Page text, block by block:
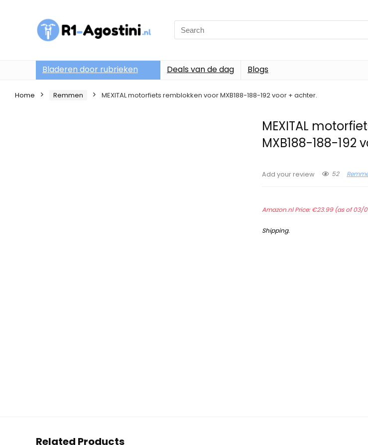
Search
for:
Bladeren door rubrieken Deals van de dag Blogs
Home Remmen MEXITAL motorfiets remblokken voor MXB188-188-192 voor + achter.
MEXITAL
MXB188-188-192
Add your review 52
Amazon.nl Price:€23.99(as of 03/
Shipping.
Related Products